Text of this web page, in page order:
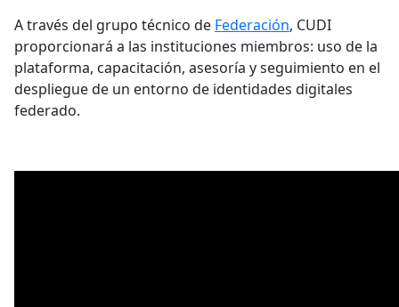
A través del grupo técnico de Federación, CUDI
proporcionará a las instituciones miembros: uso de la
plataforma, capacitación, asesoría y seguimiento en el
despliegue de un entorno de identidades digitales
federado.